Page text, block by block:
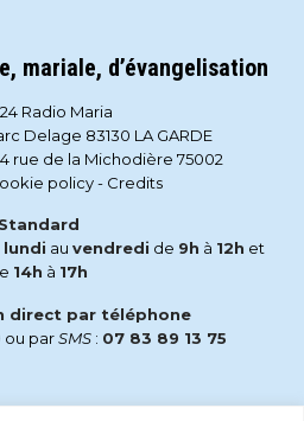
mariale, d’évangelisation
Radio Maria
Delage 83130 LA GARDE
4 rue de la Michodière 75002
policy- Credits
Standard
lundi au vendredi de 9h à 12h et
14h à 17h
direct par téléphone
ou parSMS : 07 83 89 13 75